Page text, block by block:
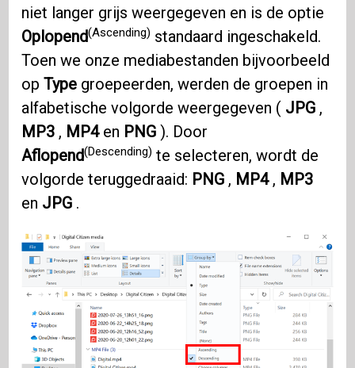
niet langer grijs weergegeven en is de optie
Oplopend(Ascending) standaard ingeschakeld.
Toen we onze mediabestanden bijvoorbeeld
opType groepeerden, werden de groepen in
alfabetische volgorde weergegeven ( JPG ,
MP3 , MP4en PNG ). Door
Aflopend(Descending) te selecteren, wordt de
volgorde teruggedraaid: PNG , MP4, MP3
en JPG .